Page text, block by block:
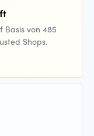
Basis von 485
Shops.